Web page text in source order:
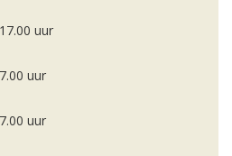
uur
uur
uur